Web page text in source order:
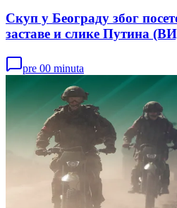
Скуп у Београду због
заставе и слике Путина
pre 00 minuta